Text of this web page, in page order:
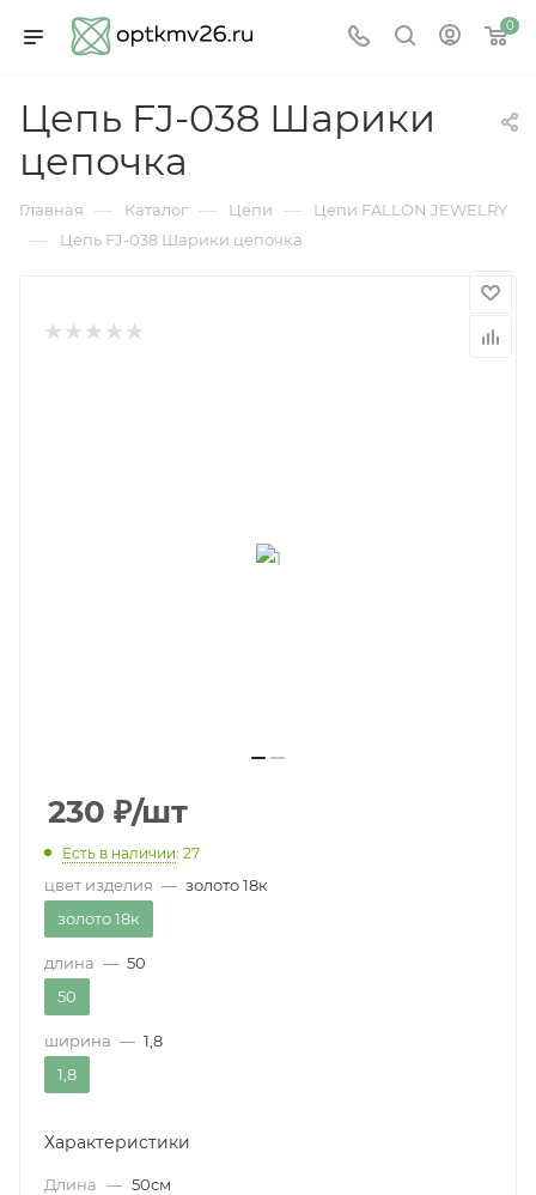
0
Цепь FJ-038 Шарики
цепочка
Главная — Каталог — Цепи — Цепи FALLON JEWELRY
— Цепь FJ-038 Шарики цепочка
230 ₽/шт
Есть в наличии: 27
цвет изделия — золото 18к
золото 18к
длина — 50
50
ширина — 1,8
1,8
Характеристики
Длина — 50см